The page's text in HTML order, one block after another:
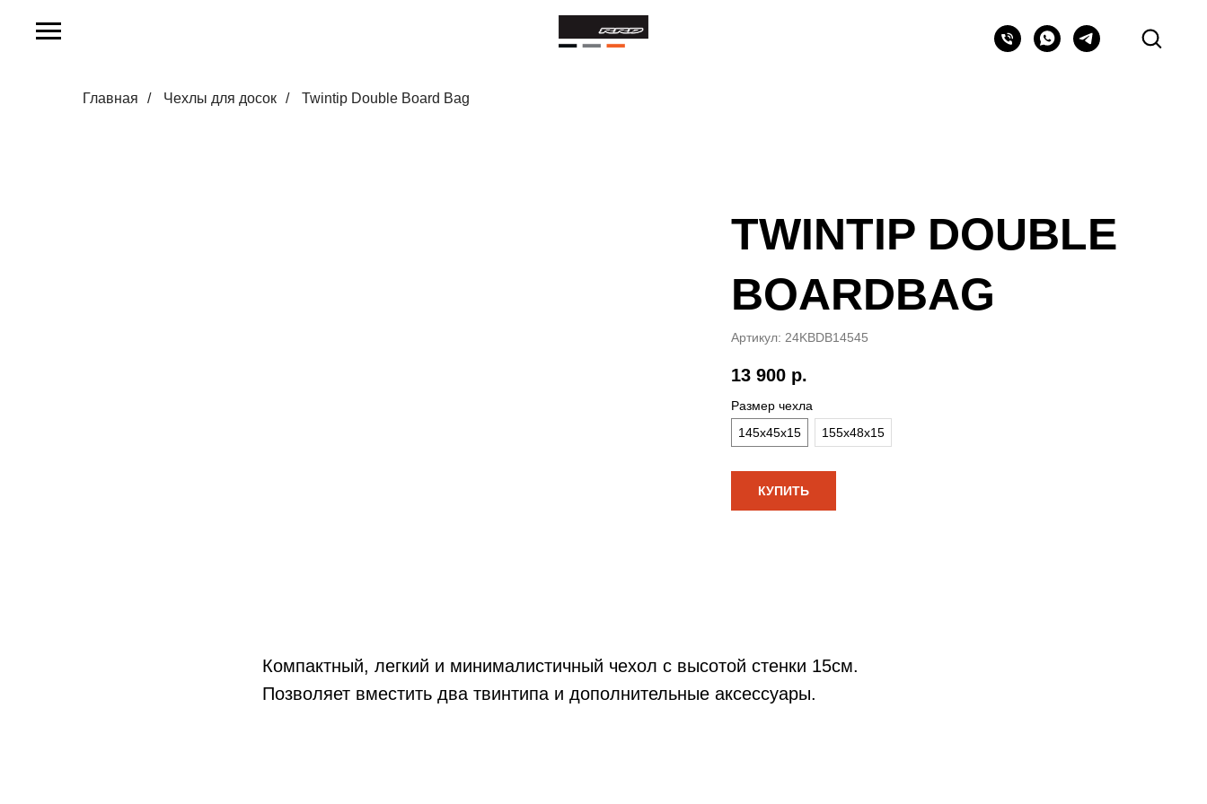
Главная / Чехлы для досок / Twintip Double Board Bag
TWINTIP DOUBLE
BOARDBAG
Артикул: 24KBDB14545
13 900 р.
Размер чехла
145x45x15
155x48x15
КУПИТЬ
Компактный, легкий и минималистичный чехол с высотой стенки 15см.
Позволяет вместить два твинтипа и дополнительные аксессуары.